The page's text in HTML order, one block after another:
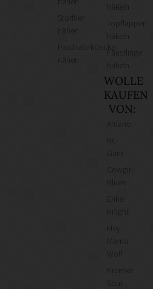
Stofftier
Patchworkdecke
häkeln
Topflappen
häkeln
Fäustlinge
häkeln
WOLLE
KAUFEN
VON:
Cowgirl
Knight
Mama
Wolf
Kremke